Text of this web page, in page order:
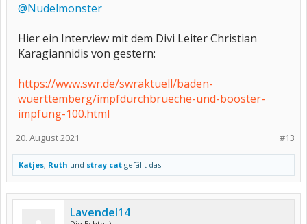
@Nudelmonster
Hier ein Interview mit dem Divi Leiter Christian
Karagiannidis von gestern:
https://www.swr.de/swraktuell/baden-
wuerttemberg/impfdurchbrueche-und-booster-
impfung-100.html
#13
20. August 2021
Katjes, Ruth und stray cat gefällt das.
Lavendel14